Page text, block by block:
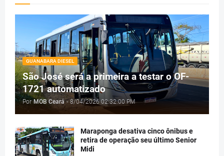
GUANABARA DIESEL
São José será a primeira a testar o OF-
1721 automatizado
Por MOB Ceará - 8/04/2026 02:32:00 PM
Maraponga desativa cinco ônibus e
retira de operação seu último Senior
Midi